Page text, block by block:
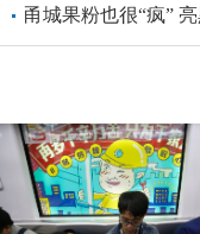
甬城果粉也很“疯”